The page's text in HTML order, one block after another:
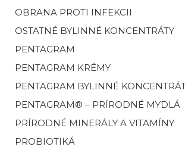
OBRANA PROTI INFEKCII
OSTATNÉ BYLINNÉ KONCENTRÁTY
PENTAGRAM
PENTAGRAM KRÉMY
PENTAGRAM BYLINNÉ
PENTAGRAM® – PRÍRODNÉ MYDLÁ
PRÍRODNÉ MINERÁLY A VITAMÍNY
PROBIOTIKÁ